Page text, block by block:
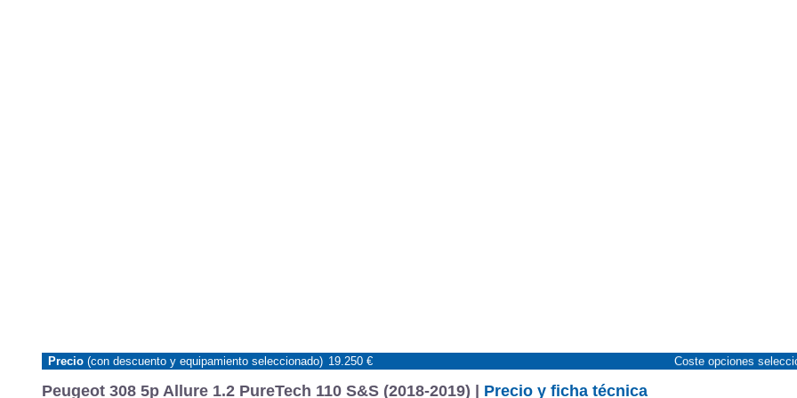
Peugeot 308 5p Allure 1.2 PureTech 110 S&S (2018-2019) | Precio y ficha técnica
Precio (con descuento y equipamiento seleccionado) 19.250 € Coste opciones